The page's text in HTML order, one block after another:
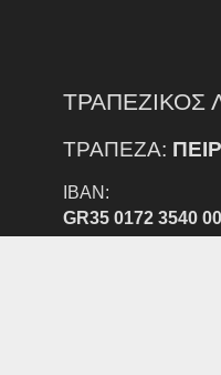
ΤΡΑΠΕΖΙΚΟΣ
ΤΡΑΠΕΖΑ:
IBAN:
GR35 0172 3540